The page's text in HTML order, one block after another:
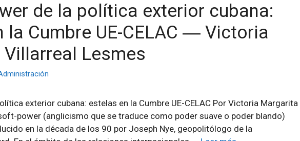
de la política exterior cubana:
la Cumbre UE-CELAC ― Victoria
Lesmes
exterior cubana: estelas en la Cumbre UE-CELAC Por Victoria Margarita
power (anglicismo que se traduce como poder suave o poder blando)
en la década de los 90 por Joseph Nye, geopolitólogo de la